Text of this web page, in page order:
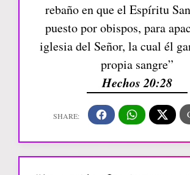
rebaño en que el Espíritu
puesto por obispos, para
iglesia del Señor, la cual él
propia sangre”
Hechos 20:28